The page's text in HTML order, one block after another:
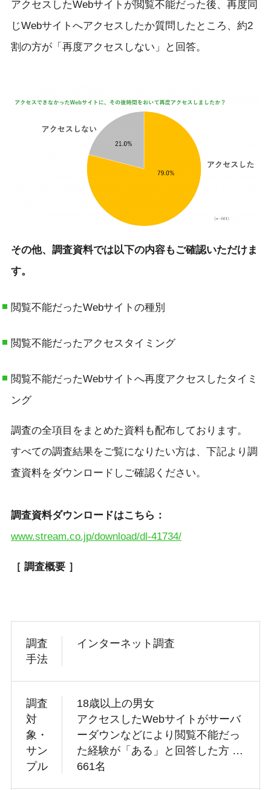
アクセスしたWebサイトが閲覧不能だった後、再度同
じWebサイトへアクセスしたか質問したところ、約2
割の方が「再度アクセスしない」と回答。
その他、調査資料では以下の内容もご確認いただけま
す。
閲覧不能だったWebサイトの種別
閲覧不能だったアクセスタイミング
閲覧不能だったWebサイトへ再度アクセスしたタイミ
ング
調査の全項目をまとめた資料も配布しております。
すべての調査結果をご覧になりたい方は、下記より調
査資料をダウンロードしご確認ください。
調査資料ダウンロードはこちら：
www.stream.co.jp/download/dl-41734/
［ 調査概要 ］
調査
手法
インターネット調査
調査
対
象・
サン
プル
18歳以上の男女
アクセスしたWebサイトがサーバ
ーダウンなどにより閲覧不能だっ
た経験が「ある」と回答した方 …
661名